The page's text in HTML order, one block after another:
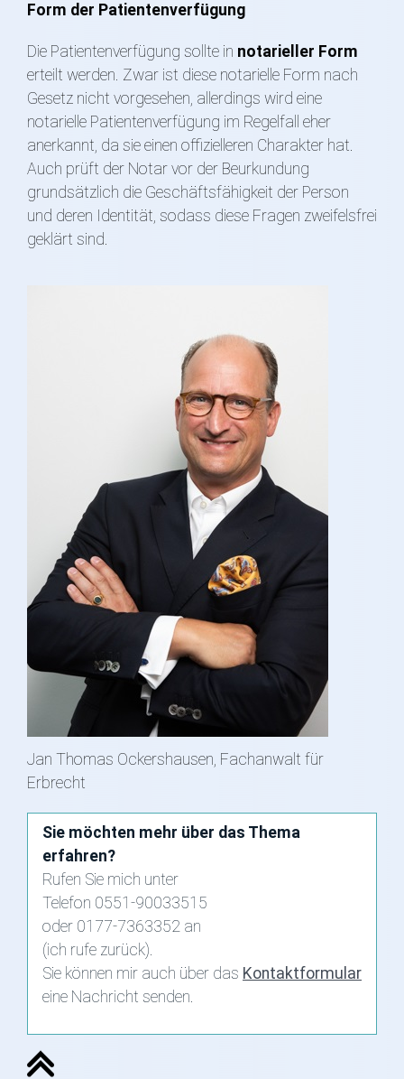
Form der Patientenverfügung
Die Patientenverfügung sollte in notarieller Form
erteilt werden. Zwar ist diese notarielle Form nach
Gesetz nicht vorgesehen, allerdings wird eine
notarielle Patientenverfügung im Regelfall eher
anerkannt, da sie einen offizielleren Charakter hat.
Auch prüft der Notar vor der Beurkundung
grundsätzlich die Geschäftsfähigkeit der Person
und deren Identität, sodass diese Fragen zweifelsfrei
geklärt sind.
Jan Thomas Ockershausen, Fachanwalt für
Erbrecht
Sie möchten mehr über das Thema
erfahren?
Rufen Sie mich unter
Telefon 0551-90033515
oder 0177-7363352 an
(ich rufe zurück).
Sie können mir auch über das Kontaktformular
eine Nachricht senden.